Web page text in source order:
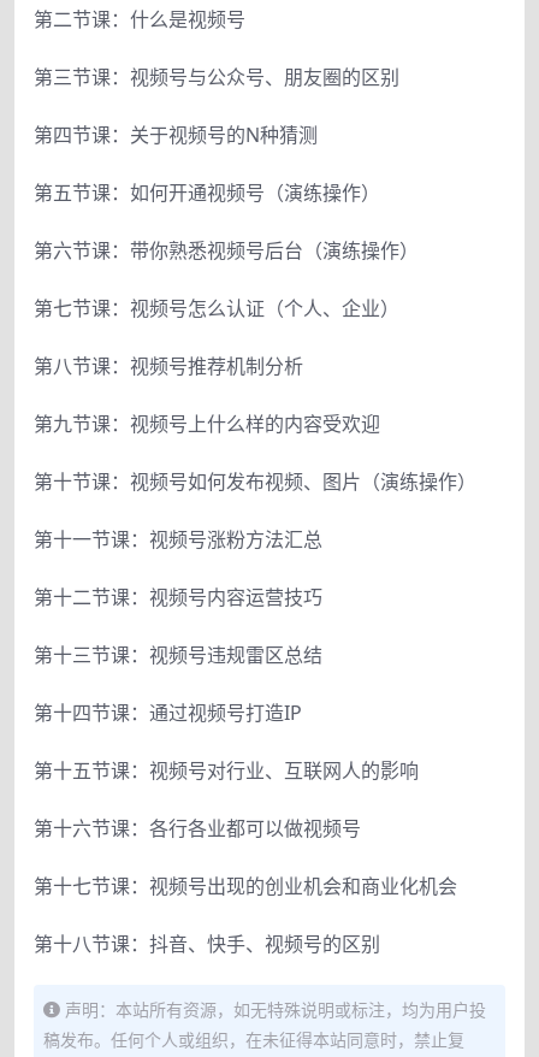
第二节课：什么是视频号
第三节课：视频号与公众号、朋友圈的区别
第四节课：关于视频号的N种猜测
第五节课：如何开通视频号（演练操作）
第六节课：带你熟悉视频号后台（演练操作）
第七节课：视频号怎么认证（个人、企业）
第八节课：视频号推荐机制分析
第九节课：视频号上什么样的内容受欢迎
第十节课：视频号如何发布视频、图片（演练操作）
第十一节课：视频号涨粉方法汇总
第十二节课：视频号内容运营技巧
第十三节课：视频号违规雷区总结
第十四节课：通过视频号打造IP
第十五节课：视频号对行业、互联网人的影响
第十六节课：各行各业都可以做视频号
第十七节课：视频号出现的创业机会和商业化机会
第十八节课：抖音、快手、视频号的区别
声明：本站所有资源，如无特殊说明或标注，均为用户投
稿发布。任何个人或组织，在未征得本站同意时，禁止复